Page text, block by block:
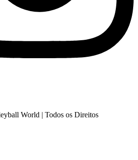
World | Todos os Direitos